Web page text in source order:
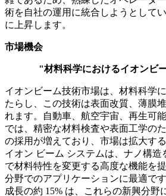
術を自社の運用に統合しようとして
に上昇します。
市場機会
"材料科学におけるイオンビ
イオンビーム技術市場は、材料科学
たらし、この技術は表面改質、薄膜
れます。自動車、航空宇宙、再生可
では、精密な材料検査や表面工学の
の採用が増えており、市場は拡大す
イオン ビーム システムは、ナノ構
で材料特性を変更する高度な機能を
分野でのアプリケーションに最適で
成長の約 15% は、これらの新興分野